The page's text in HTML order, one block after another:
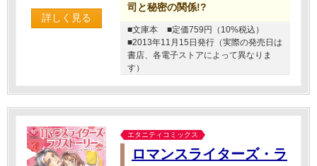
詳しく見る
司と秘密の関係!?
■文庫本
■定価759円（10%税込）
■2013年11月15日発行（実際の発売日は
書店、各電子ストアによって異なりま
す）
エタニティコミックス
ロマンスライターズ・ラ